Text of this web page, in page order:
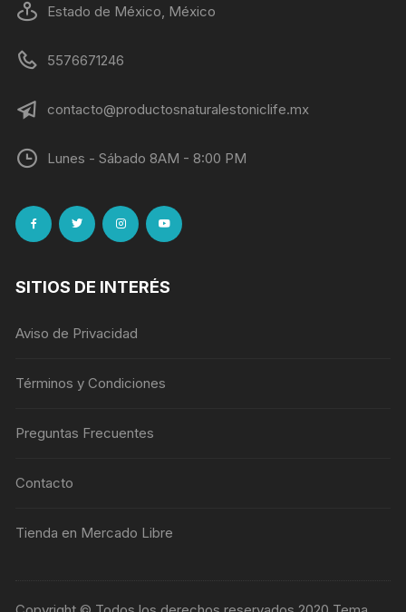
Estado de México, México
5576671246
contacto@productosnaturalestoniclife.mx
Lunes - Sábado 8AM - 8:00 PM
SITIOS DE INTERÉS
Aviso de Privacidad
Términos y Condiciones
Preguntas Frecuentes
Contacto
Tienda en Mercado Libre